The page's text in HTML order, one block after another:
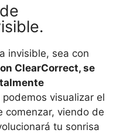
invisible, sea con
ClearCorrect, se
podemos visualizar el
comenzar, viendo de
tu sonrisa